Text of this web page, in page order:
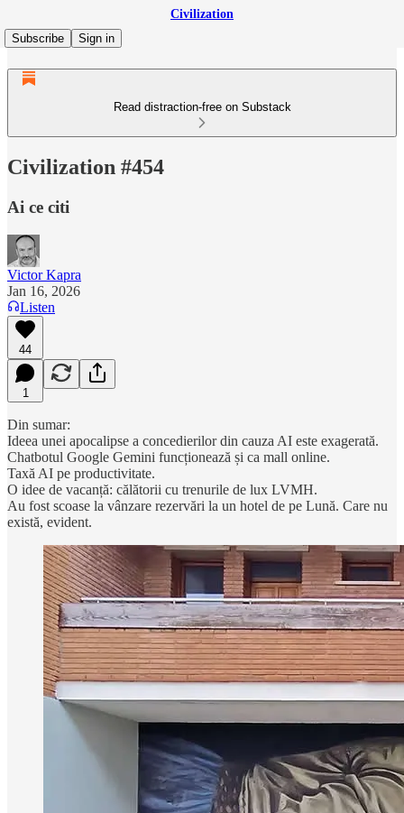
Civilization
Subscribe
Sign in
Read distraction-free on Substack
Civilization #454
Ai ce citi
Victor Kapra
Jan 16, 2026
Listen
44
1
Din sumar:
Ideea unei apocalipse a concedierilor din cauza AI este exagerată.
Chatbotul Google Gemini funcționează și ca mall online.
Taxă AI pe productivitate.
O idee de vacanță: călătorii cu trenurile de lux LVMH.
Au fost scoase la vânzare rezervări la un hotel de pe Lună. Care nu
există, evident.